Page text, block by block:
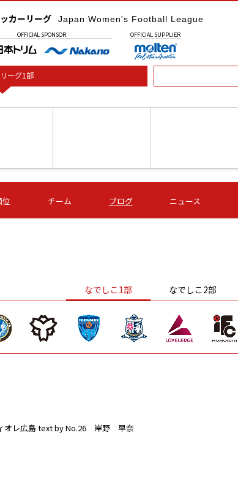
カーリーグ Japan Women's Football League
OFFICIAL SPONSOR OFFICIAL SUPPLIER
ーグ1部
(土) 15:00
の星
-
第16節 09/05 (土) 16:00
ＡＧＦ
-
いちご
-
位 チーム ブログ ニュース
なでしこ1部 なでしこ2部
オレ広島text by No.26 岸野 早奈